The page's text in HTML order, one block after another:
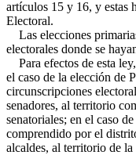
artículos 15 y 16, y estas
Electoral.
Las elecciones
electorales donde se
Para efectos de esta
el caso de la elección de
circunscripciones
senadores, al territorio
senatoriales; en el caso
comprendido por el
alcaldes, al territorio de la